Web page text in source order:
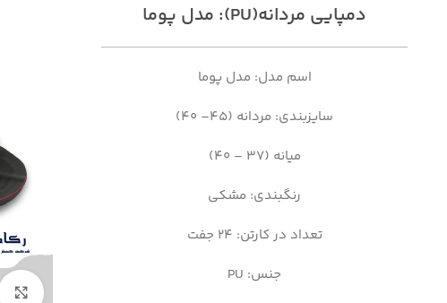
دمپایی مردانه(PU): مدل پوما
اسم مدل: مدل پوما
سایزبندی: مردانه (45– 40)
میانه (37 – 40)
رنگبندی: مشکی
تعداد در کارتن: 24 جفت
جنس: PU